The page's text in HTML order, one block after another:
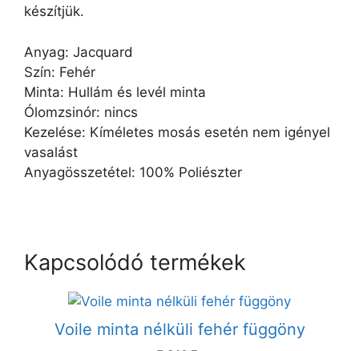
készítjük.
Anyag: Jacquard
Szín: Fehér
Minta: Hullám és levél minta
Ólomzsinór: nincs
Kezelése: Kíméletes mosás esetén nem igényel
vasalást
Anyagösszetétel: 100% Poliészter
Kapcsolódó termékek
Voile minta nélküli fehér függöny